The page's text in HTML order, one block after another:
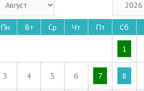
Пн Вт Ср Чт Пт Сб
1
3 4 5 6 7 8